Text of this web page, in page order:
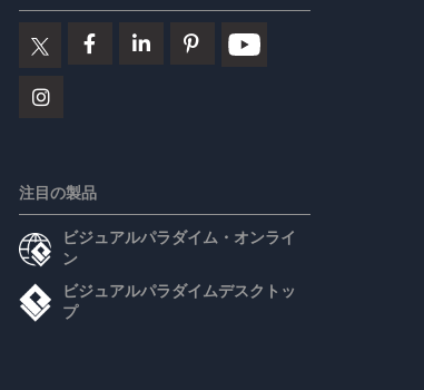
注目の製品
ビジュアルパラダイム・オンライ
ン
ビジュアルパラダイムデスクトッ
プ